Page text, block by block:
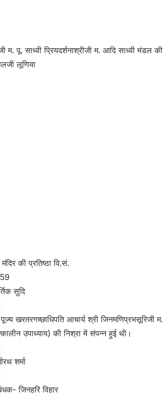
म. पू. साध्वी प्रियदर्शनाश्रीजी म. आदि साध्वी मंडल की
लूणिया
की प्रतिष्ठा वि.सं.
सुदि
खरतरगच्छाधिपति आचार्य श्री जिनमणिप्रभसूरिजी म.
उपाध्याय) की निश्रा में संपन्न हुई थी।
शर्मा
जिनहरि विहार